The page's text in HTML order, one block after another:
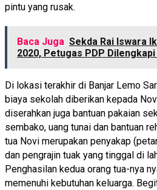
pintu yang rusak.
Baca Juga Sekda Rai Iswara
2020, Petugas PDP Dilengkapi
Di lokasi terakhir di Banjar Lemo
biaya sekolah diberikan kepada
diserahkan juga bantuan pakaian
sembako, uang tunai dan bantuan
tua Novi merupakan penyakap
dan pengrajin tuak yang tinggal di
Penghasilan kedua orang tua-nya
memenuhi kebutuhan keluarga.